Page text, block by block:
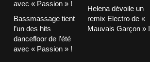
Bassmassage tient
l’un des hits
dancefloor de l’été
avec « Passion » !
Helena dévoile un
remix Electro de «
Mauvais Garçon » !